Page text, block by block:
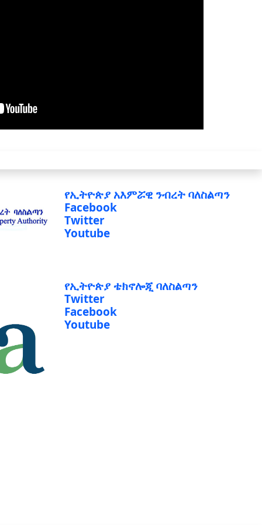
የኢትዮጵያ አእምሯዊ ንብረት ባለስልጣን
Facebook
Twitter
Youtube
የኢትዮጵያ ቴክኖሎጂ ባለስልጣን
Twitter
Facebook
Youtube